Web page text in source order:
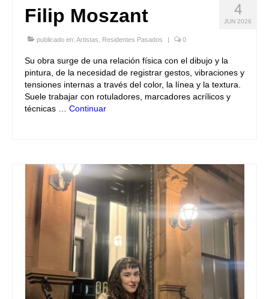
4
JUN 2026
Filip Moszant
publicado en: Artistas Residentes Pasados | 0
Su obra surge de una relación física con el dibujo y la
pintura, de la necesidad de registrar gestos, vibraciones y
tensiones internas a través del color, la línea y la textura.
Suele trabajar con rotuladores, marcadores acrílicos y
técnicas … Continuar